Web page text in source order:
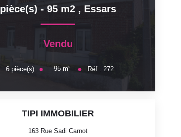
pièce(s) - 95 m2 , Essars
Vendu
6pièce(s) 95m² Réf : 272
TIPI IMMOBILIER
163 Rue Sadi Carnot